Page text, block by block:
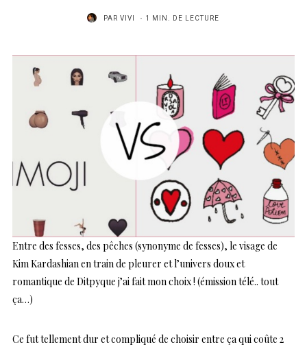
PAR VIVI 1 MIN. DE LECTURE
Entre des fesses, des pêches (synonyme de fesses), le visage de
Kim Kardashian en train de pleurer et l’univers doux et
romantique de Ditpyque j’ai fait mon choix ! (émission télé.. tout
ça…)
Ce fut tellement dur et compliqué de choisir entre ça qui coûte 2